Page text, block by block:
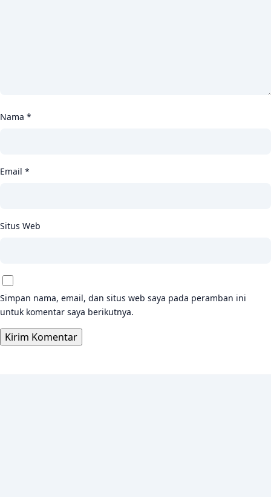
Nama *
Email *
Situs Web
Simpan nama, email, dan situs web saya pada peramban ini
untuk komentar saya berikutnya.